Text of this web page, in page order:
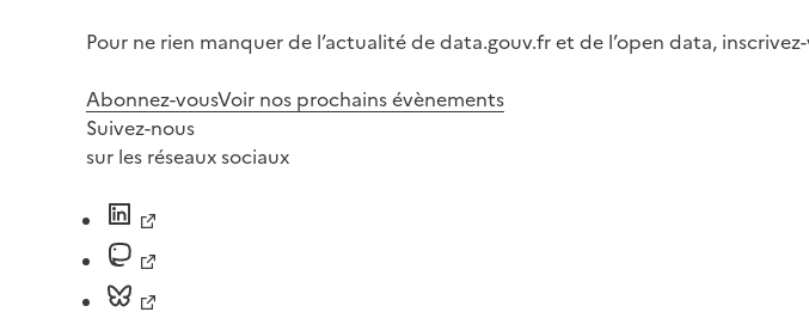
Pour ne rien manquer de l’actualité de data.gouv.fr et de l’open data,
Abonnez-vousVoir nos prochains évènements
Suivez-nous
sur les réseaux sociaux